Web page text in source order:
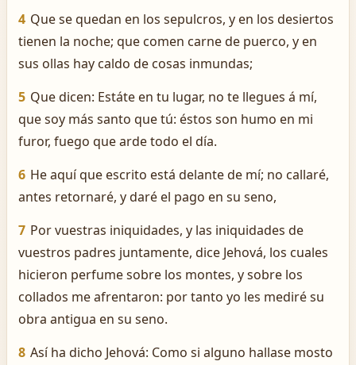
4 Que se quedan en los sepulcros, y en los desiertos
tienen la noche; que comen carne de puerco, y en
sus ollas hay caldo de cosas inmundas;
5 Que dicen: Estáte en tu lugar, no te llegues á mí,
que soy más santo que tú: éstos son humo en mi
furor, fuego que arde todo el día.
6 He aquí que escrito está delante de mí; no callaré,
antes retornaré, y daré el pago en su seno,
7 Por vuestras iniquidades, y las iniquidades de
vuestros padres juntamente, dice Jehová, los cuales
hicieron perfume sobre los montes, y sobre los
collados me afrentaron: por tanto yo les mediré su
obra antigua en su seno.
8 Así ha dicho Jehová: Como si alguno hallase mosto